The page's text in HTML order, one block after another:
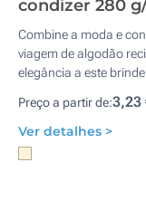
condizer 280
Combine a moda e
viagem de algodão
elegância a este
Preço a partir de:3,23
Ver detalhes >